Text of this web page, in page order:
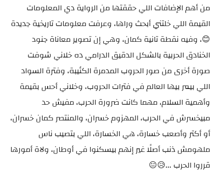
من أهم الإضافات اللي حققتها من الرواية دي المعلومات
القيمة اللي خلتني أبحث وراها، وعرفت معلومات تاريخية جديدة
😊، وفيه نقطة تانية كمان، وهي إن تصوير معاناة جنود
الخنادق الحربية بالشكل الدقيق الدرامي ده خلاني شوفت
صورة أخرى من صور الحروب المدمرة الكئيبة، وفترة السواد
اللي بيمر بيها العالم في فترات الحروب، وخلاني أحس بقيمة
وأهمية السلام، مهما كانت ضرورة الحرب، مفيش حد
مبيخسرش في الحرب، المهزوم خسران، والمنتصر كمان خسران،
أو أكتر وأصعب خسارة، هي الخسارة، اللي بتصيب ناس
ملهومش ذنب أصلًا غير إنهم بيسكنوا في أوطان، ولاة أمورها
قرروا الحرب ...😥😐